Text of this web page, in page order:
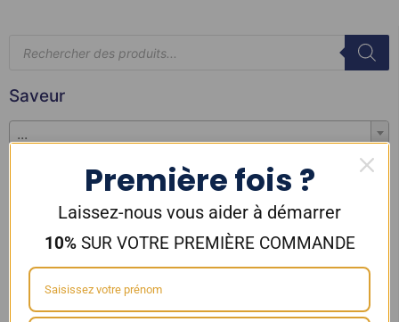
Saveur
...
Première fois ?
Laissez-nous vous aider à démarrer
10%SUR VOTRE PREMIÈRE COMMANDE